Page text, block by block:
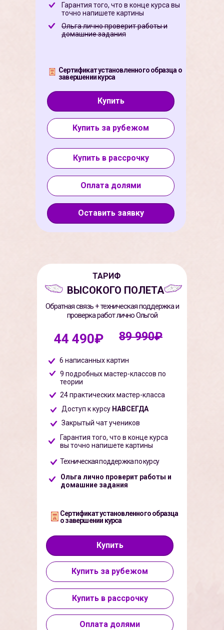
ТАРИФ
Обратная связь + техническая поддержка и
проверка работ лично Ольгой
ВЫСОКОГО ПОЛЕТА
Сертификат установленного образца
о завершении курса
Купить
Купить за рубежом
Купить в рассрочку
Оплата долями
89 990₽
44 490₽
Техническая поддержка по курсу
Сертификат установленного образца о
завершении курса
Купить
Оставить заявку
Купить за рубежом
Купить в рассрочку
Оплата долями
6 написанных картин
Закрытый чат учеников
Гарантия того, что в конце курса вы
точно напишете картины
Ольга лично проверит работы и
домашние задания
Ольга лично проверит работы и
домашние задания
Доступ к курсу НАВСЕГДА
Гарантия того, что в конце курса
вы точно напишете картины
9 подробных мастер-классов по
теории
24 практических мастер-класса